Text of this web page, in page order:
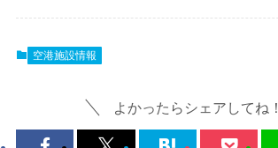
空港施設情報
よかったらシェアしてね！